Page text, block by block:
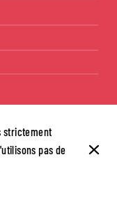
des cookies
strictement
pas de